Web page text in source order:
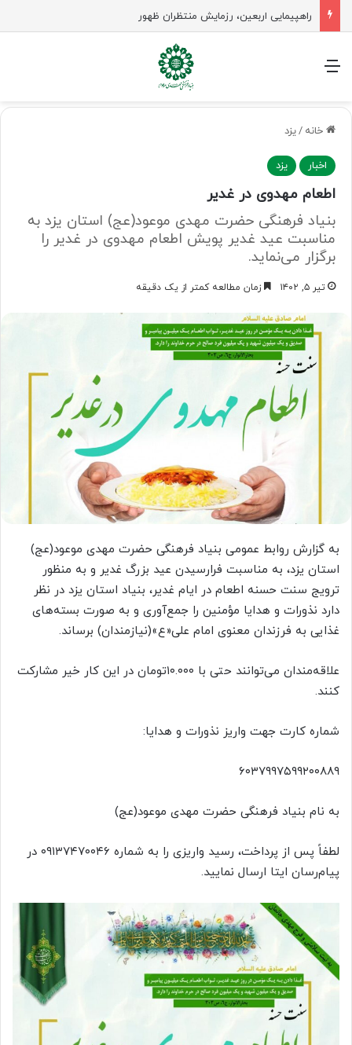
راهپیمایی اربعین، رزمایش منتظران ظهور
منو
خانه /یزد
اخبار یزد
اطعام مهدوی در غدیر
بنیاد فرهنگی حضرت مهدی موعود(عج) استان یزد به
مناسبت عید غدیر پویش اطعام مهدوی در غدیر را
برگزار می‌نماید.
تیر ۵, ۱۴۰۲ زمان مطالعه کمتر از یک دقیقه
به گزارش روابط عمومی بنیاد فرهنگی حضرت مهدی موعود(عج)
استان یزد، به مناسبت فرارسیدن عید بزرگ غدیر و به منظور
ترویج سنت حسنه اطعام در ایام غدیر، بنیاد استان یزد در نظر
دارد نذورات و هدایا مؤمنین را جمع‌آوری و به صورت بسته‌های
غذایی به فرزندان معنوی امام علی«ع»(نیازمندان) برساند.
علاقه‌مندان می‌توانند حتی با ۱۰.۰۰۰تومان در این کار خیر مشارکت
کنند.
شماره کارت جهت واریز نذورات و هدایا:
۶۰۳۷۹۹۷۵۹۹۲۰۰۸۸۹
به نام بنیاد فرهنگی حضرت مهدی موعود(عج)
لطفاً پس از پرداخت، رسید واریزی را به شماره ۰۹۱۳۷۴۷۰۰۴۶ در
پیام‌رسان ایتا ارسال نمایید.